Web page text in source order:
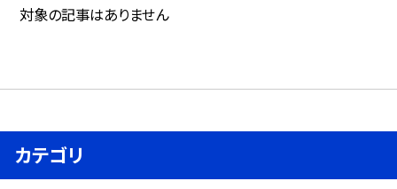
対象の記事はありません
カテゴリ